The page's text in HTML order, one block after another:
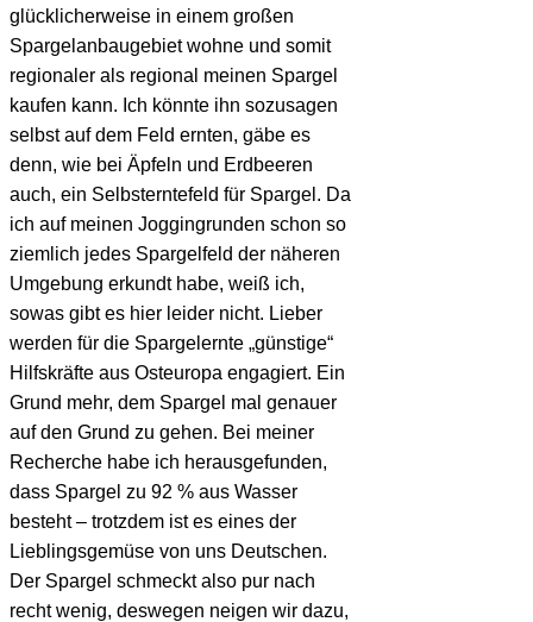
glücklicherweise in einem großen
Spargelanbaugebiet wohne und somit
regionaler als regional meinen Spargel
kaufen kann. Ich könnte ihn sozusagen
selbst auf dem Feld ernten, gäbe es
denn, wie bei Äpfeln und Erdbeeren
auch, ein Selbsterntefeld für Spargel. Da
ich auf meinen Joggingrunden schon so
ziemlich jedes Spargelfeld der näheren
Umgebung erkundt habe, weiß ich,
sowas gibt es hier leider nicht. Lieber
werden für die Spargelernte „günstige“
Hilfskräfte aus Osteuropa engagiert. Ein
Grund mehr, dem Spargel mal genauer
auf den Grund zu gehen. Bei meiner
Recherche habe ich herausgefunden,
dass Spargel zu 92 % aus Wasser
besteht – trotzdem ist es eines der
Lieblingsgemüse von uns Deutschen.
Der Spargel schmeckt also pur nach
recht wenig, deswegen neigen wir dazu,